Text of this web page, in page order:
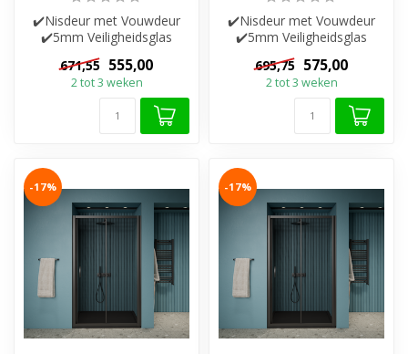
✔️Nisdeur met Vouwdeur
✔️5mm Veiligheidsglas
coating ✔️Besch...
671,55 555,00
2 tot 3 weken
✔️Nisdeur met Vouwdeur
✔️5mm Veiligheidsglas
coating ✔️Besch...
695,75 575,00
2 tot 3 weken
-17% -17%